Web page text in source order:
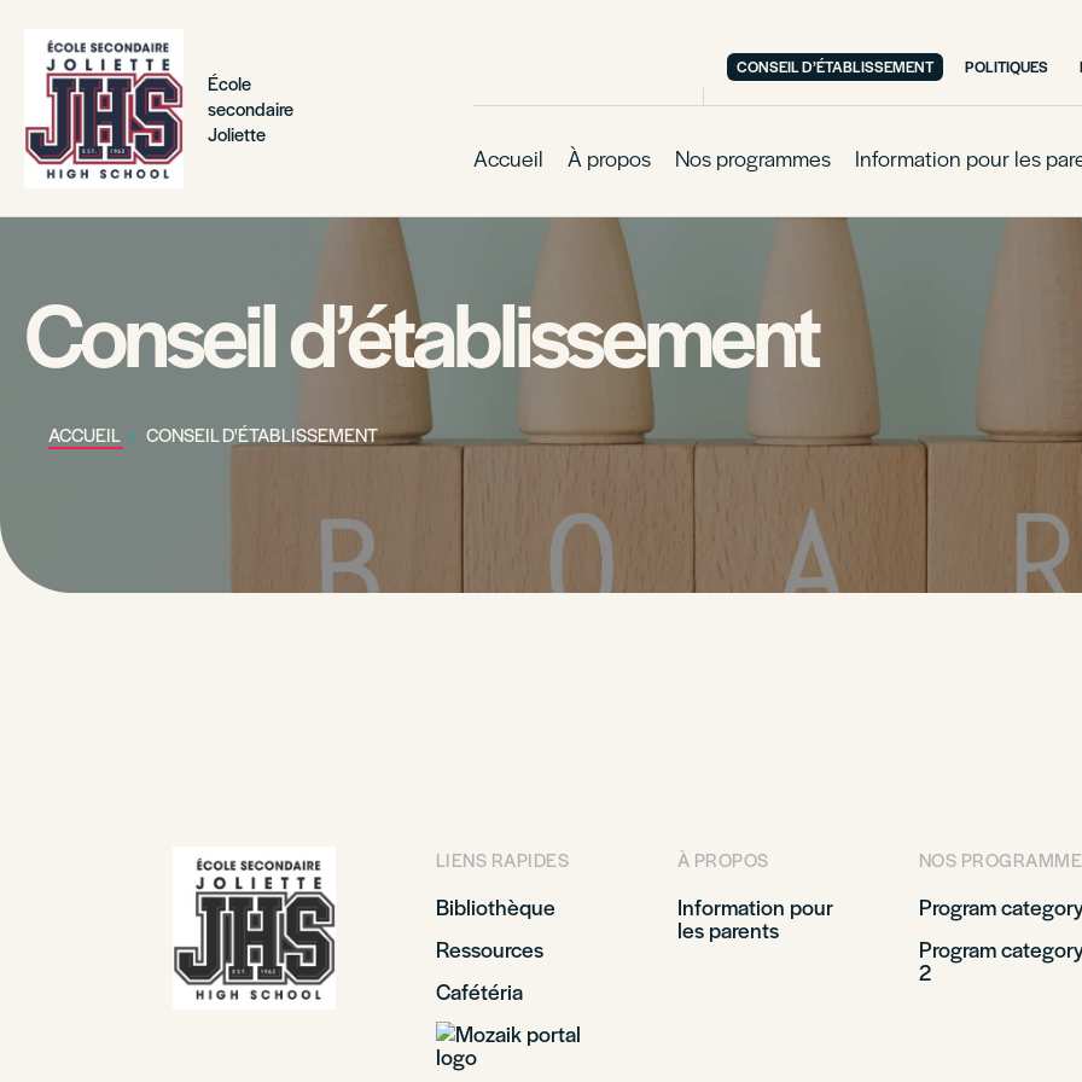
École
secondaire
Joliette
CONSEIL D’ÉTABLISSEMENT POLITIQUES
Accueil À propos Nos programmes Information pour les
Conseil d’établissement
ACCUEIL CONSEIL D'ÉTABLISSEMENT
LIENS RAPIDES
Bibliothèque
Ressources
Cafétéria
À PROPOS
Information pour
les parents
NOS
Program
Program
2